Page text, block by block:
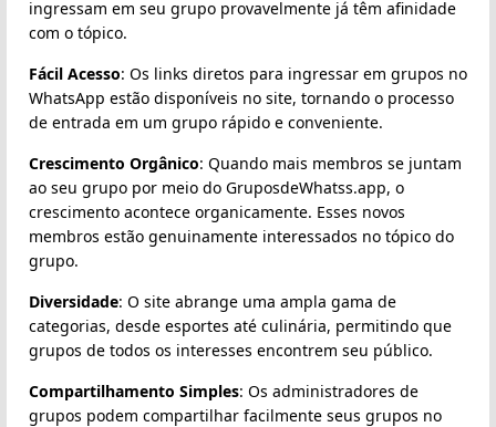
ingressam em seu grupo provavelmente já têm afinidade
com o tópico.
Fácil Acesso: Os links diretos para ingressar em grupos no
WhatsApp estão disponíveis no site, tornando o processo
de entrada em um grupo rápido e conveniente.
Crescimento Orgânico: Quando mais membros se juntam
ao seu grupo por meio do GruposdeWhatss.app, o
crescimento acontece organicamente. Esses novos
membros estão genuinamente interessados no tópico do
grupo.
Diversidade: O site abrange uma ampla gama de
categorias, desde esportes até culinária, permitindo que
grupos de todos os interesses encontrem seu público.
Compartilhamento Simples: Os administradores de
grupos podem compartilhar facilmente seus grupos no